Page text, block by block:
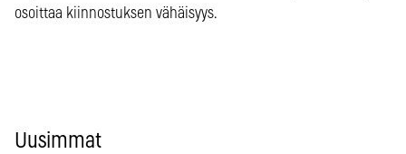
osoittaa kiinnostuksen vähäisyys.
Uusimmat